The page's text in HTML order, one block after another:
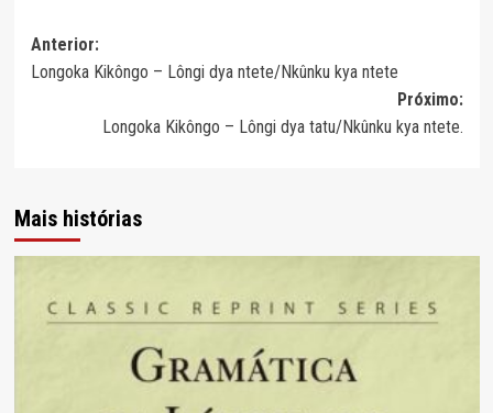
Navegação
de
artigos
Anterior:
Longoka Kikôngo – Lôngi dya ntete/Nkûnku kya ntete
Próximo:
Longoka Kikôngo – Lôngi dya tatu/Nkûnku kya ntete.
Mais histórias